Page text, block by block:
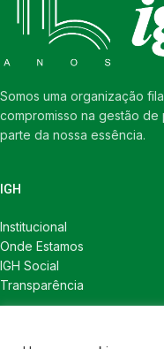
Somos uma organização
compromisso na gestão
parte da nossa essência.
IGH
Institucional
Onde Estamos
IGH Social
Transparência